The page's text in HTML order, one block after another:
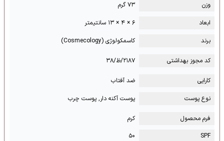
وزن
۷۳ گرم
ابعاد
۶ × ۴ × ۱۳ سانتیمتر
برند
کاسمکولوژی (Cosmecology)
کد مجوز بهداشتی ۲۱۸۷/ظ/۳۸
کارایی
ضد آفتاب
نوع پوست
پوست آکنه دار, پوست چرب
فرم محصول
کرم
SPF
۵۰